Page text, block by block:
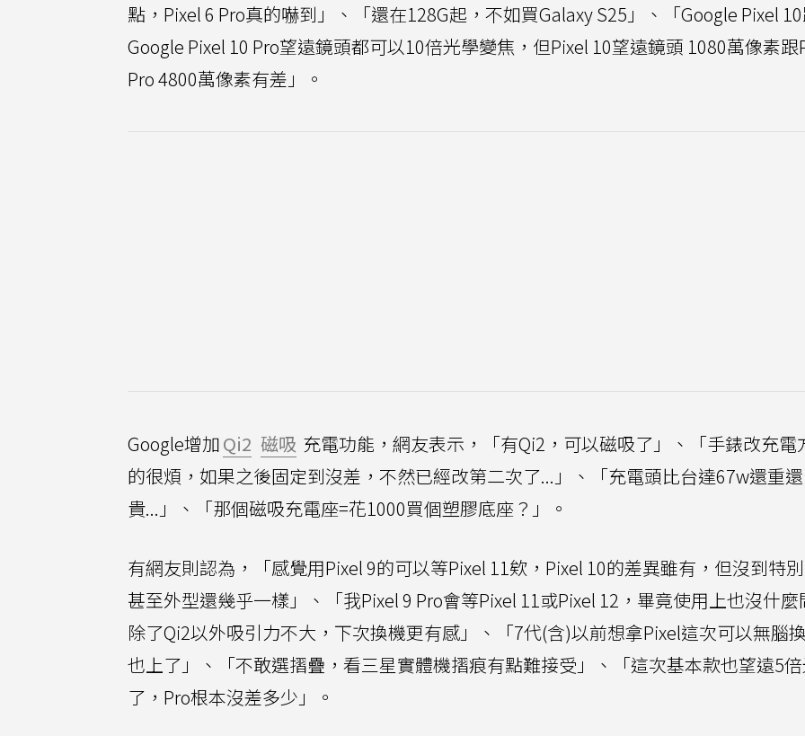
點，Pixel 6 Pro真的嚇到」、「還在128G起，不如買Galaxy S25」、「Google Pixel
Google Pixel 10 Pro望遠鏡頭都可以10倍光學變焦，但Pixel 10望遠鏡頭 1080萬像素跟
Pro 4800萬像素有差」。
Google增加Qi2 磁吸 充電功能，網友表示，「有Qi2，可以磁吸了」、「手錶改充電
的很煩，如果之後固定到沒差，不然已經改第二次了...」、「充電頭比台達67w還重
貴...」、「那個磁吸充電座=花1000買個塑膠底座？」。
有網友則認為，「感覺用Pixel 9的可以等Pixel 11欸，Pixel 10的差異雖有，但沒到特別
甚至外型還幾乎一樣」、「我Pixel 9 Pro會等Pixel 11或Pixel 12，畢竟使用上也沒什麼
除了Qi2以外吸引力不大，下次換機更有感」、「7代(含)以前想拿Pixel這次可以無腦
也上了」、「不敢選摺疊，看三星實體機摺痕有點難接受」、「這次基本款也望遠5
了，Pro根本沒差多少」。